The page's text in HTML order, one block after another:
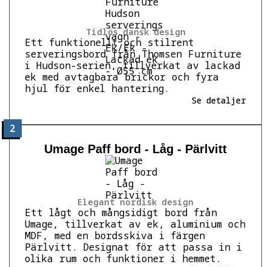
Tidlös dansk design
Ett funktionellt och stilrent
serveringsbord från Thomsen Furniture
i Hudson-serien, tillverkat av lackad
ek med avtagbara brickor och fyra
hjul för enkel hantering.
Se detaljer
2
Elegant nordisk design
Umage Paff bord - Låg - Pärlvitt
Ett lågt och mångsidigt bord från
Umage, tillverkat av ek, aluminium och
MDF, med en bordsskiva i färgen
Pärlvitt. Designat för att passa in i
olika rum och funktioner i hemmet.